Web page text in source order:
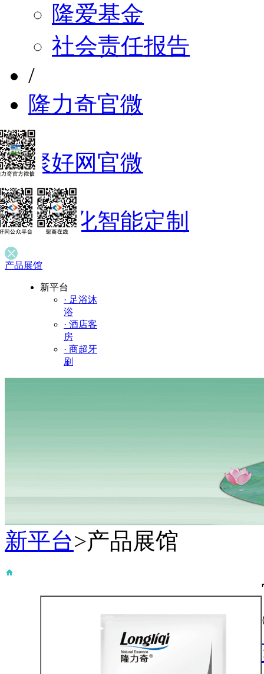
隆爱基金
社会责任报告
/
隆力奇官微
/
聚好网官微
/
数字化智能定制
产品展馆
新平台
· 足浴沐
浴
· 酒店客
房
· 商超牙
刷
新平台>产品展馆